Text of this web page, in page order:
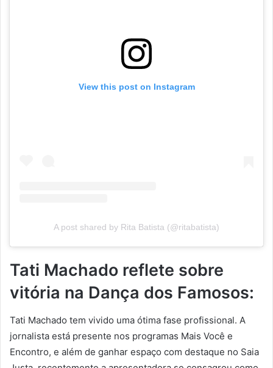
View this post on Instagram
A post shared by Rita Batista (@ritabatista)
Tati Machado reflete sobre
vitória na Dança dos Famosos:
Tati Machado tem vivido uma ótima fase profissional. A
jornalista está presente nos programas Mais Você e
Encontro, e além de ganhar espaço com destaque no Saia